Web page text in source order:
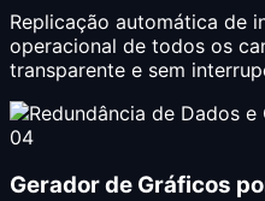
Replicação automática de
operacional de todos os
transparente e sem
04
Gerador de Gráficos